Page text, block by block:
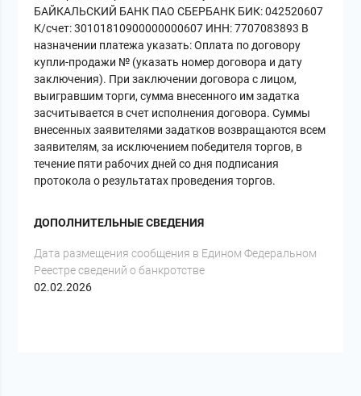
БАЙКАЛЬСКИЙ БАНК ПАО СБЕРБАНК БИК: 042520607
К/счет: 30101810900000000607 ИНН: 7707083893 В
назначении платежа указать: Оплата по договору
купли-продажи № (указать номер договора и дату
заключения). При заключении договора с лицом,
выигравшим торги, сумма внесенного им задатка
засчитывается в счет исполнения договора. Суммы
внесенных заявителями задатков возвращаются всем
заявителям, за исключением победителя торгов, в
течение пяти рабочих дней со дня подписания
протокола о результатах проведения торгов.
ДОПОЛНИТЕЛЬНЫЕ СВЕДЕНИЯ
Дата размещения сообщения в Едином Федеральном
Реестре сведений о банкротстве
02.02.2026